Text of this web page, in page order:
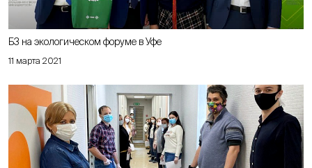
11 марта 2021
Б3 на экологическом форуме в Уфе